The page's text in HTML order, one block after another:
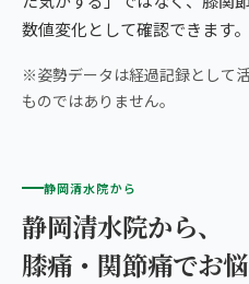
数値変化として確認できます。
※姿勢データは経過記録として
ものではありません。
静岡清水院から
静岡清水院から、
膝痛・関節痛でお